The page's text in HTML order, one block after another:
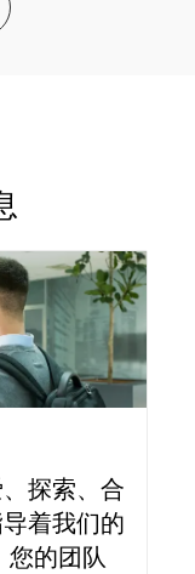
探索、合
着我们的
您的团队